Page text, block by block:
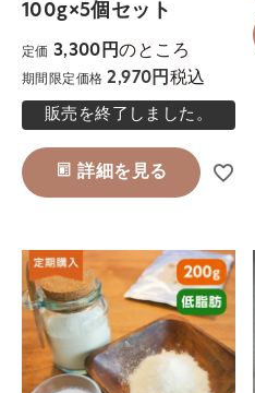
100g×5個セット
定価 3,300 のところ
期間限定価格 2,970 税込
販売を終了しました。
詳細を見る